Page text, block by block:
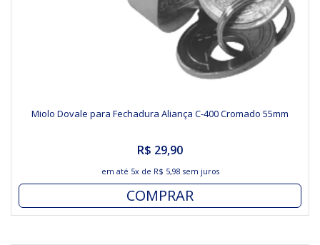
Miolo Dovale para Fechadura Aliança C-400 Cromado 55mm
R$ 29,90
em até 5x de R$ 5,98 sem juros
COMPRAR